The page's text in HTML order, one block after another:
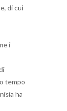
di cui
i
tempo
ha